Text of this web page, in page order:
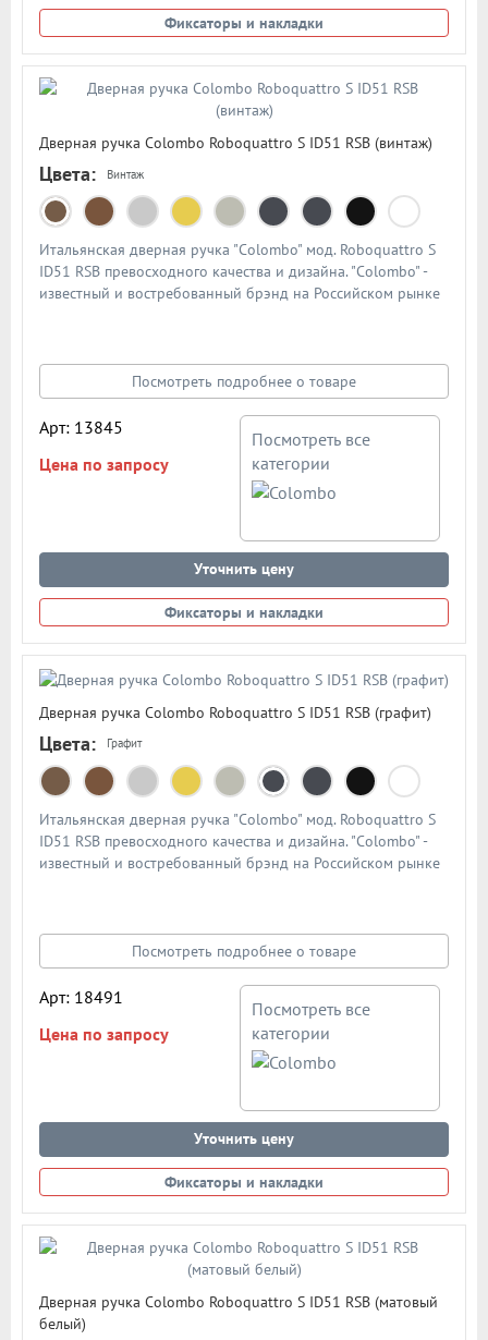
Фиксаторы и накладки
Дверная ручка Colombo Roboquattro S ID51 RSB (винтаж)
Цвета: Винтаж
Итальянская дверная ручка "Colombo" мод. Roboquattro S
ID51 RSB превосходного качества и дизайна. "Colombo" -
известный и востребованный брэнд на Российском рынке
Посмотреть подробнее о товаре
Арт: 13845
Цена по запросу
Посмотреть все
категории
Уточнить цену
Фиксаторы и накладки
Дверная ручка Colombo Roboquattro S ID51 RSB (графит)
Цвета: Графит
Итальянская дверная ручка "Colombo" мод. Roboquattro S
ID51 RSB превосходного качества и дизайна. "Colombo" -
известный и востребованный брэнд на Российском рынке
Посмотреть подробнее о товаре
Арт: 18491
Цена по запросу
Посмотреть все
категории
Уточнить цену
Фиксаторы и накладки
Дверная ручка Colombo Roboquattro S ID51 RSB (матовый
белый)